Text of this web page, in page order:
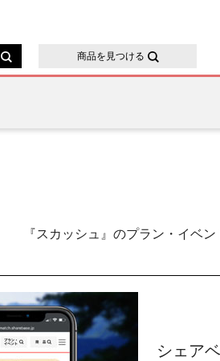
商品を見つける
『スカッシュ』のプラン・イベン
シェア